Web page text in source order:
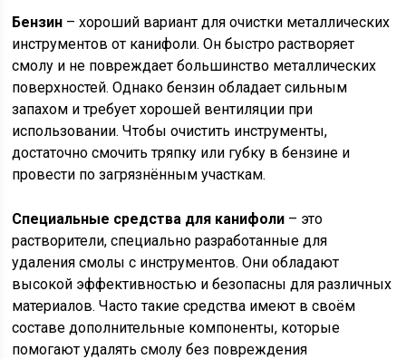
Бензин – хороший вариант для очистки металлических
инструментов от канифоли. Он быстро растворяет
смолу и не повреждает большинство металлических
поверхностей. Однако бензин обладает сильным
запахом и требует хорошей вентиляции при
использовании. Чтобы очистить инструменты,
достаточно смочить тряпку или губку в бензине и
провести по загрязнённым участкам.
Специальные средства для канифоли – это
растворители, специально разработанные для
удаления смолы с инструментов. Они обладают
высокой эффективностью и безопасны для различных
материалов. Часто такие средства имеют в своём
составе дополнительные компоненты, которые
помогают удалять смолу без повреждения